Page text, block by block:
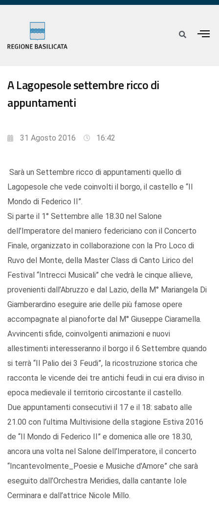
A Lagopesole settembre ricco di
appuntamenti
31 Agosto 2016 16:42
Sarà un Settembre ricco di appuntamenti quello di
Lagopesole che vede coinvolti il borgo, il castello e “Il
Mondo di Federico II”.
Si parte il 1° Settembre alle 18.30 nel Salone
dell’Imperatore del maniero federiciano con il Concerto
Finale, organizzato in collaborazione con la Pro Loco di
Ruvo del Monte, della Master Class di Canto Lirico del
Festival “Intrecci Musicali” che vedrà le cinque allieve,
provenienti dall’Abruzzo e dal Lazio, della M° Mariangela Di
Giamberardino eseguire arie delle più famose opere
accompagnate al pianoforte dal M° Giuseppe Ciaramella.
Avvincenti sfide, coinvolgenti animazioni e nuovi
allestimenti interesseranno il borgo il 6 Settembre quando
si terrà “Il Palio dei 3 Feudi”, la ricostruzione storica che
racconta le vicende dei tre antichi feudi in cui era diviso in
epoca medievale il territorio circostante il castello.
Due appuntamenti consecutivi il 17 e il 18: sabato alle
21.00 con l’ultima Multivisione della stagione Estiva 2016
de “Il Mondo di Federico II” e domenica alle ore 18.30,
ancora una volta nel Salone dell’Imperatore, il concerto
“Incantevolmente_Poesie e Musiche d'Amore” che sarà
eseguito dall’Orchestra Meridies, dalla cantante Iole
Cerminara e dall’attrice Nicole Millo.